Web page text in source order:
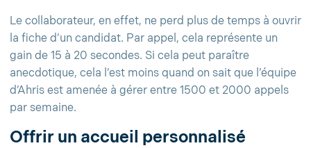
Le collaborateur, en effet, ne perd plus de temps à ouvrir
la fiche d’un candidat. Par appel, cela représente un
gain de 15 à 20 secondes. Si cela peut paraître
anecdotique, cela l’est moins quand on sait que l’équipe
d’Ahris est amenée à gérer entre 1500 et 2000 appels
par semaine.
Offrir un accueil personnalisé